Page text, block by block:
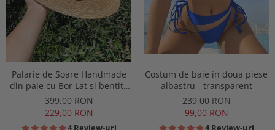
Palarie de Soare Handmade
din paie cu Bor Lat si bentita
colorata detasabila
399,00 RON
229,00 RON
4 Review-uri
Costum de baie in doua piese
albastru - transparent
239,00 RON
99,00 RON
4 Review-uri